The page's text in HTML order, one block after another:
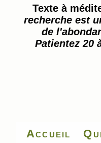
Texte à
recherche est
de
Patientez 20
Accueil